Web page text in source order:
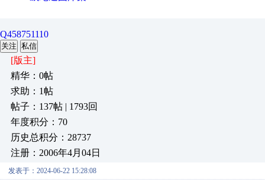
Q458751110
关注 私信
[版主]
精华：0帖
求助：1帖
帖子：137帖 | 1793回
年度积分：70
历史总积分：28737
注册：2006年4月04日
发表于：2024-06-22 15:28:08